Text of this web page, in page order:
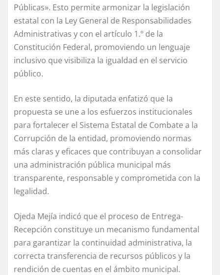
Públicas». Esto permite armonizar la legislación
estatal con la Ley General de Responsabilidades
Administrativas y con el artículo 1.º de la
Constitución Federal, promoviendo un lenguaje
inclusivo que visibiliza la igualdad en el servicio
público.
En este sentido, la diputada enfatizó que la
propuesta se une a los esfuerzos institucionales
para fortalecer el Sistema Estatal de Combate a la
Corrupción de la entidad, promoviendo normas
más claras y eficaces que contribuyan a consolidar
una administración pública municipal más
transparente, responsable y comprometida con la
legalidad.
Ojeda Mejía indicó que el proceso de Entrega-
Recepción constituye un mecanismo fundamental
para garantizar la continuidad administrativa, la
correcta transferencia de recursos públicos y la
rendición de cuentas en el ámbito municipal.